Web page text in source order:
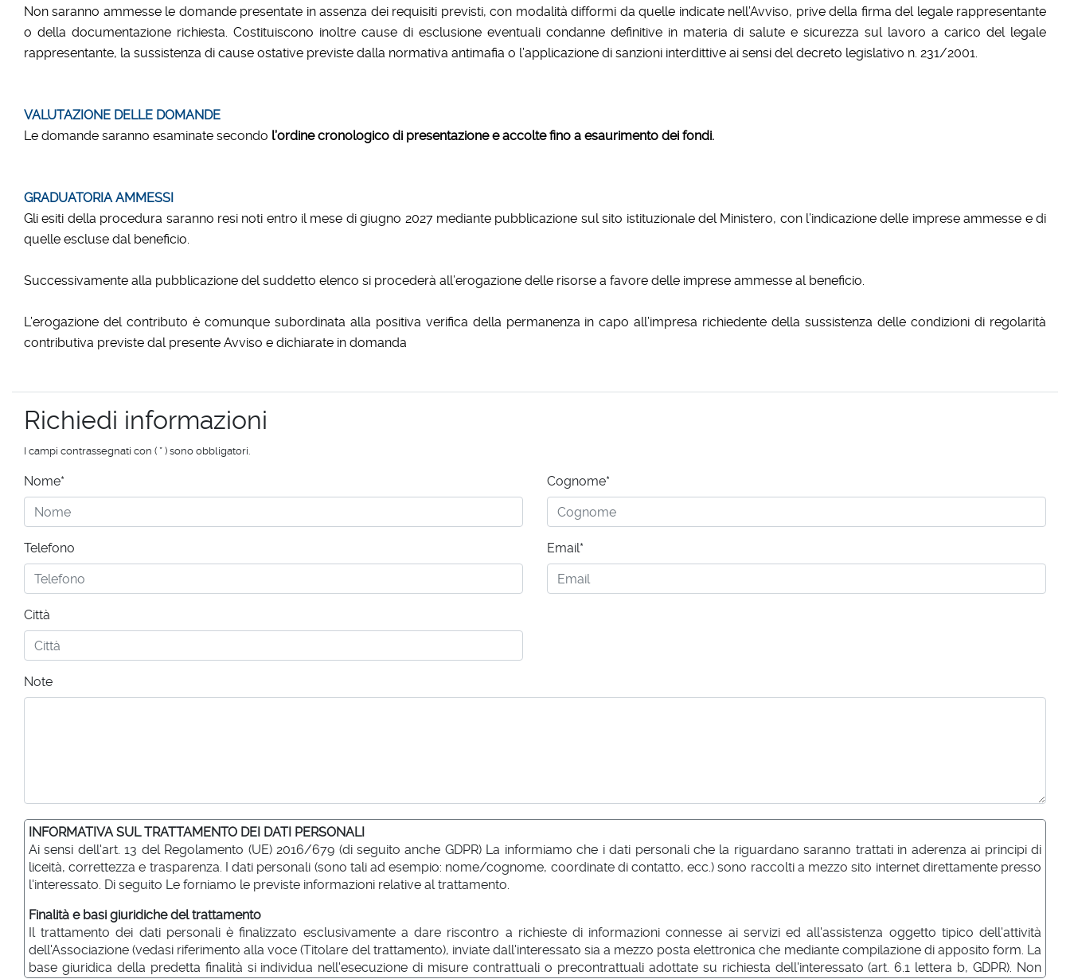
Non saranno ammesse le domande presentate in assenza dei requisiti previsti, con modalità difformi da quelle indicate nell’Avviso, prive della firma del legale rappresentante
o della documentazione richiesta. Costituiscono inoltre cause di esclusione eventuali condanne definitive in materia di salute e sicurezza sul lavoro a carico del legale
rappresentante, la sussistenza di cause ostative previste dalla normativa antimafia o l’applicazione di sanzioni interdittive ai sensi del decreto legislativo n. 231/2001.
VALUTAZIONE DELLE DOMANDE
Le domande saranno esaminate secondo l’ordine cronologico di presentazione e accolte fino a esaurimento dei fondi.
GRADUATORIA AMMESSI
Gli esiti della procedura saranno resi noti entro il mese di giugno 2027 mediante pubblicazione sul sito istituzionale del Ministero, con l’indicazione delle imprese ammesse e di
quelle escluse dal beneficio.
Successivamente alla pubblicazione del suddetto elenco si procederà all’erogazione delle risorse a favore delle imprese ammesse al beneficio.
L’erogazione del contributo è comunque subordinata alla positiva verifica della permanenza in capo all’impresa richiedente della sussistenza delle condizioni di regolarità
contributiva previste dal presente Avviso e dichiarate in domanda
Richiedi informazioni
I campi contrassegnati con ( * ) sono obbligatori.
Nome* Cognome*
Telefono Email*
Città
Note
INFORMATIVA SUL TRATTAMENTO DEI DATI PERSONALI
Ai sensi dell'art. 13 del Regolamento (UE) 2016/679 (di seguito anche GDPR) La informiamo che i dati personali che la riguardano saranno trattati in aderenza ai principi di
liceità, correttezza e trasparenza. I dati personali (sono tali ad esempio: nome/cognome, coordinate di contatto, ecc.) sono raccolti a mezzo sito internet direttamente presso
l'interessato. Di seguito Le forniamo le previste informazioni relative al trattamento.
Finalità e basi giuridiche del trattamento
Il trattamento dei dati personali è finalizzato esclusivamente a dare riscontro a richieste di informazioni connesse ai servizi ed all'assistenza oggetto tipico dell'attività
dell'Associazione (vedasi riferimento alla voce (Titolare del trattamento), inviate dall'interessato sia a mezzo posta elettronica che mediante compilazione di apposito form. La
base giuridica della predetta finalità si individua nell'esecuzione di misure contrattuali o precontrattuali adottate su richiesta dell'interessato (art. 6.1 lettera b, GDPR). Non